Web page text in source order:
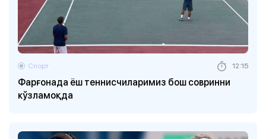
Фарғонада ёш теннисчиларимиз бош совринни
кўзламоқда
Спорт 12:15